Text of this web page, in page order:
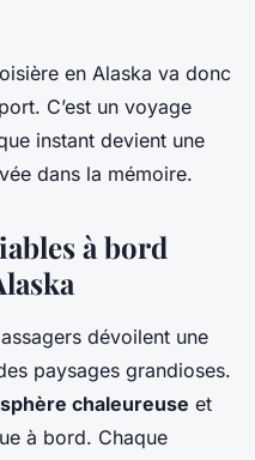
en Alaska va donc
C’est un voyage
instant devient une
dans la mémoire.
à bord
dévoilent une
paysages grandioses.
chaleureuse et
à bord. Chaque